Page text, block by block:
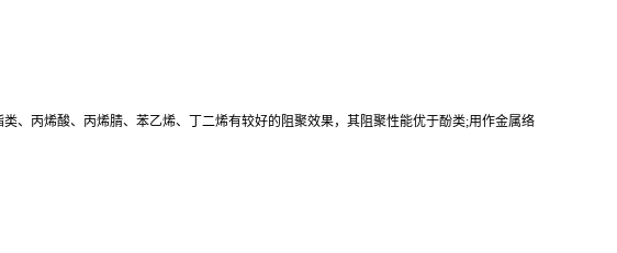
、丙烯酸、丙烯腈、苯乙烯、丁二烯有较好的阻聚效果，其阻聚性能优于酚类;用作金属络